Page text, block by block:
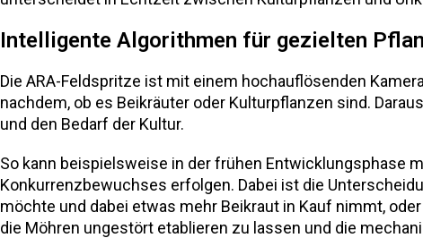
Intelligente Algorithmen für gezielten
Die ARA-Feldspritze ist mit einem hochauflösenden
nachdem, ob es Beikräuter oder Kulturpflanzen sind.
und den Bedarf der Kultur.
So kann beispielsweise in der frühen Entwicklungsphase
Konkurrenzbewuchses erfolgen. Dabei ist die
möchte und dabei etwas mehr Beikraut in Kauf nimmt,
die Möhren ungestört etablieren zu lassen und die